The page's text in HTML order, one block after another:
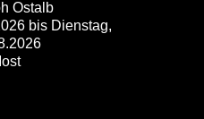
Ostalb
bis Dienstag,